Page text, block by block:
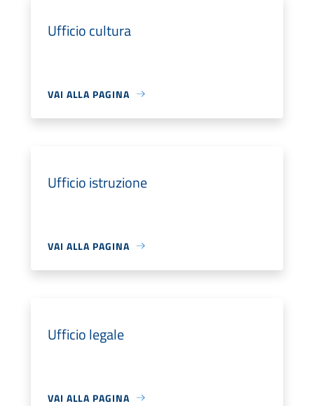
Ufficio cultura
VAI ALLA PAGINA
Ufficio istruzione
VAI ALLA PAGINA
Ufficio legale
VAI ALLA PAGINA